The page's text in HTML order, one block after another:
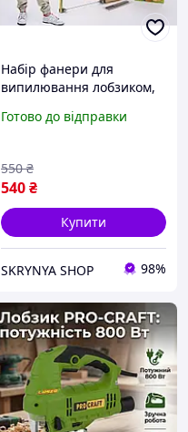
Набір фанери для
випилювання лобзиком,
3 шт., лобзик, пилочка 50
нарукавники
Готово до відправки
540₴
550 ₴
Купити
SKRYNYA SHOP 98%